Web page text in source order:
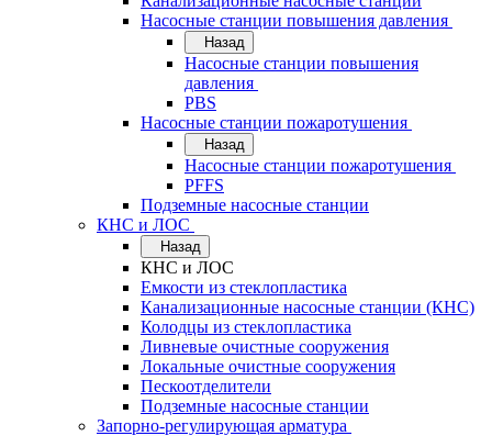
Насосные станции повышения давления
Назад
Насосные станции повышения
давления
PBS
Насосные станции пожаротушения
Назад
Насосные станции пожаротушения
PFFS
Подземные насосные станции
КНС и ЛОС
Назад
КНС и ЛОС
Емкости из стеклопластика
Канализационные насосные станции (КНС)
Колодцы из стеклопластика
Ливневые очистные сооружения
Локальные очистные сооружения
Пескоотделители
Подземные насосные станции
Запорно-регулирующая арматура